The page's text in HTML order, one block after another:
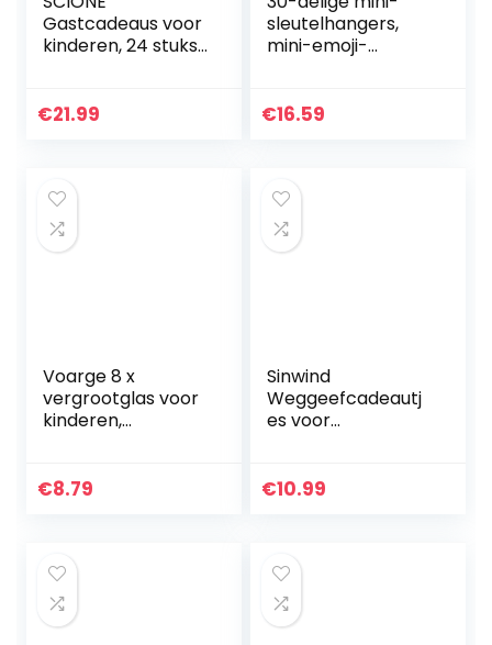
Gastcadeaus voor
kinderen, 24 stuks
fidget armbanden,
€21.99
sleutelhangers,
mini-emoji-
sleutelhangers
€16.59
Voarge 8 x
vergrootglas voor
kinderen,
kinderverjaardag,
€8.79
Sinwind
Weggeefcadeautj
es voor
blokken, magische
€10.99